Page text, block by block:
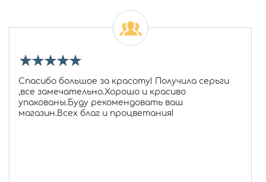
★★★★★
Спасибо большое за красоту! Получила серьги
,все замечательно.Хорошо и красиво
упакованы.Буду рекомендовать ваш
магазин.Всех благ и процветания!